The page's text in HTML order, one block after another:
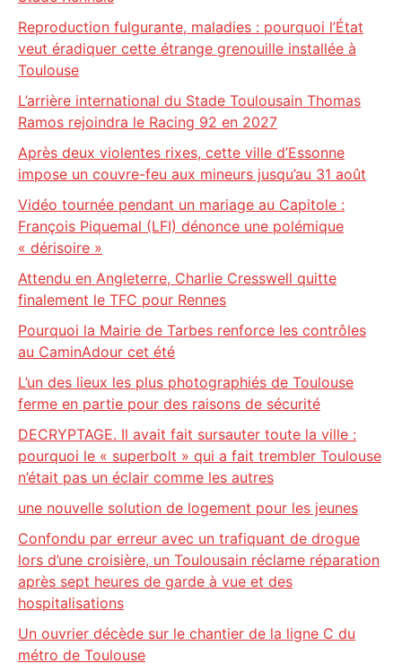
Reproduction fulgurante, maladies : pourquoi l’État
veut éradiquer cette étrange grenouille installée à
Toulouse
L’arrière international du Stade Toulousain Thomas
Ramos rejoindra le Racing 92 en 2027
Après deux violentes rixes, cette ville d’Essonne
impose un couvre-feu aux mineurs jusqu’au 31 août
Vidéo tournée pendant un mariage au Capitole :
François Piquemal (LFI) dénonce une polémique
« dérisoire »
Attendu en Angleterre, Charlie Cresswell quitte
finalement le TFC pour Rennes
Pourquoi la Mairie de Tarbes renforce les contrôles
au CaminAdour cet été
L’un des lieux les plus photographiés de Toulouse
ferme en partie pour des raisons de sécurité
DECRYPTAGE. Il avait fait sursauter toute la ville :
pourquoi le « superbolt » qui a fait trembler Toulouse
n’était pas un éclair comme les autres
une nouvelle solution de logement pour les jeunes
Confondu par erreur avec un trafiquant de drogue
lors d’une croisière, un Toulousain réclame réparation
après sept heures de garde à vue et des
hospitalisations
Un ouvrier décède sur le chantier de la ligne C du
métro de Toulouse